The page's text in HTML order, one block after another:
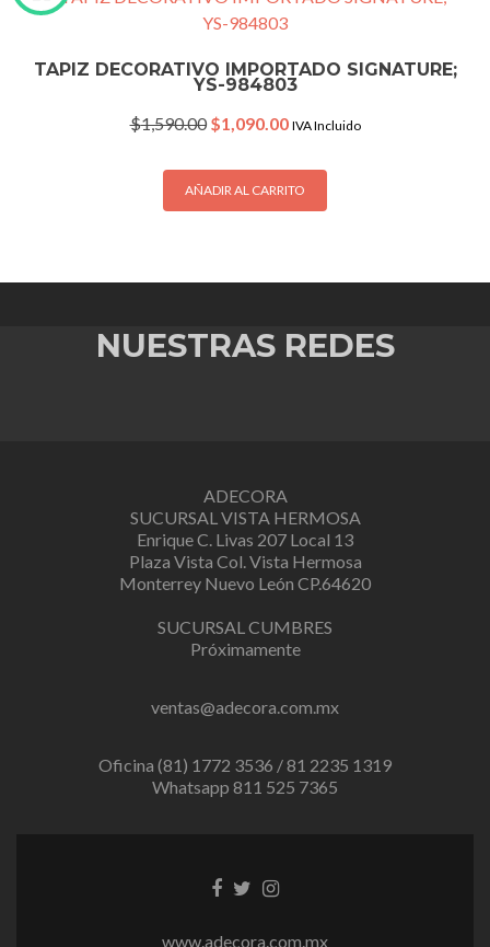
TAPIZ DECORATIVO IMPORTADO SIGNATURE;
YS-984803
$1,590.00 Original
was:
$1,590.00.
$1,090.00Current
is:
$1,090.00.
IVA Incluido
AÑADIR AL CARRITO
NUESTRAS REDES
ADECORA
SUCURSAL VISTA HERMOSA
Enrique C. Livas 207 Local 13
Plaza Vista Col. Vista Hermosa
Monterrey Nuevo León CP.64620
SUCURSAL CUMBRES
Próximamente
ventas@adecora.com.mx
Oficina (81) 1772 3536 / 81 2235 1319
Whatsapp 811 525 7365
Facebook
TwitterInstagram
www.adecora.com.mx